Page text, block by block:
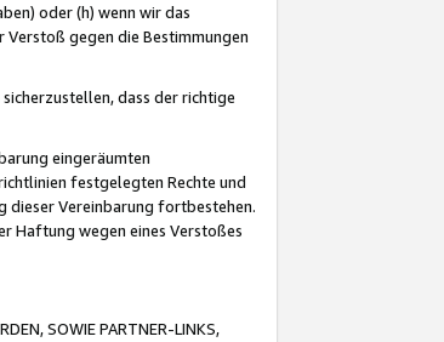
oder (h) wenn wir das
gegen die Bestimmungen
dass der richtige
eingeräumten
festgelegten Rechte und
dieser Vereinbarung fortbestehen.
Haftung wegen eines Verstoßes
SOWIE PARTNER-LINKS,